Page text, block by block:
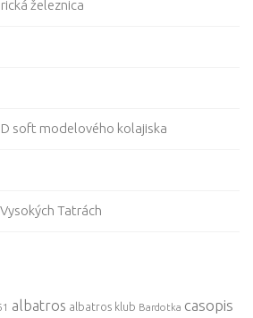
železnica
soft modelového kolajiska
Tatrách
albatros albatros klub Bardotka casopis